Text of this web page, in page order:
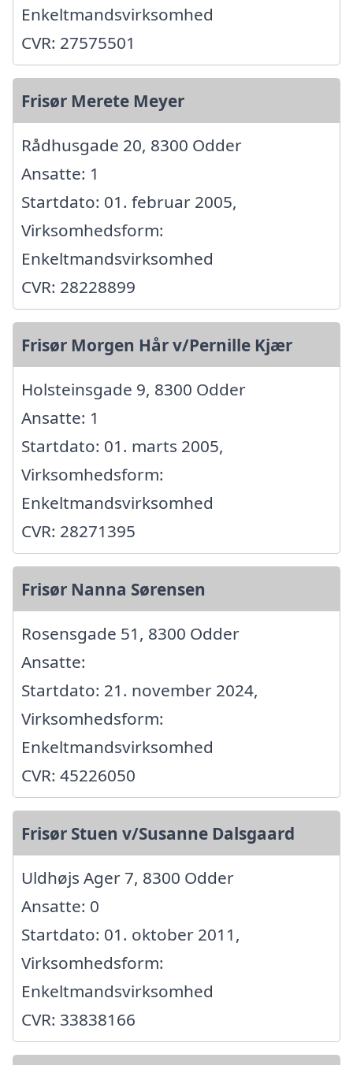
Enkeltmandsvirksomhed
CVR: 27575501
Frisør Merete Meyer
Rådhusgade 20, 8300 Odder
Ansatte: 1
Startdato: 01. februar 2005,
Virksomhedsform:
Enkeltmandsvirksomhed
CVR: 28228899
Frisør Morgen Hår v/Pernille Kjær
Holsteinsgade 9, 8300 Odder
Ansatte: 1
Startdato: 01. marts 2005,
Virksomhedsform:
Enkeltmandsvirksomhed
CVR: 28271395
Frisør Nanna Sørensen
Rosensgade 51, 8300 Odder
Ansatte:
Startdato: 21. november 2024,
Virksomhedsform:
Enkeltmandsvirksomhed
CVR: 45226050
Frisør Stuen v/Susanne Dalsgaard
Uldhøjs Ager 7, 8300 Odder
Ansatte: 0
Startdato: 01. oktober 2011,
Virksomhedsform:
Enkeltmandsvirksomhed
CVR: 33838166